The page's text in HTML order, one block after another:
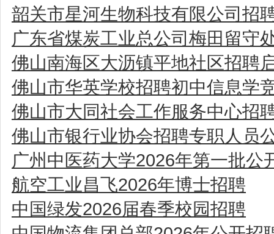
韶关市星河生物科技有限公司招
广东省煤炭工业总公司梅田留守
佛山南海区大沥镇平地社区招聘
佛山市华英学校招聘初中信息学
佛山市大同社会工作服务中心招
佛山市银行业协会招聘专职人员
广州中医药大学2026年第一批公
航空工业昌飞2026年博士招聘
中国绿发2026届春季校园招聘